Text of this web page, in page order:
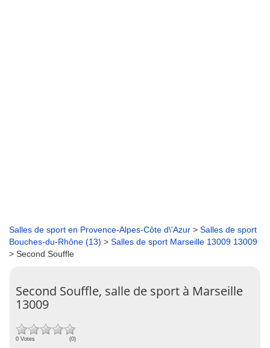
Salles de sport en Provence-Alpes-Côte d\'Azur > Salles de sport
Bouches-du-Rhône (13) > Salles de sport Marseille 13009 13009
> Second Souffle
Second Souffle, salle de sport à Marseille
13009
0 Votes (0)